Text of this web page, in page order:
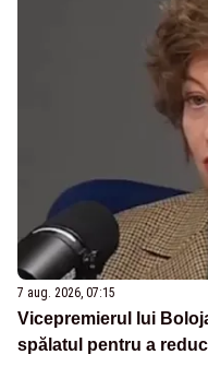
7 aug. 2026, 07:15
Vicepremierul lui
spălatul pentru a